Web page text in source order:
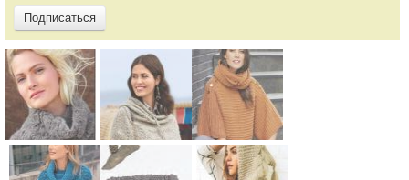
Схема:
Схема:
Схема: